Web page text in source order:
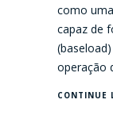
como
capaz de
operação
CONTINUE